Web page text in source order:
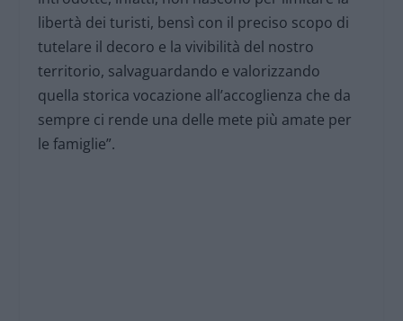
libertà dei turisti, bensì con il preciso scopo di
tutelare il decoro e la vivibilità del nostro
territorio, salvaguardando e valorizzando
quella storica vocazione all’accoglienza che da
sempre ci rende una delle mete più amate per
le famiglie”.